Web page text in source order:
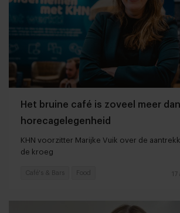
Het bruine café is zoveel meer
horecagelegenheid
KHN voorzitter Marijke Vuik over de
de kroeg
Café's & Bars Food